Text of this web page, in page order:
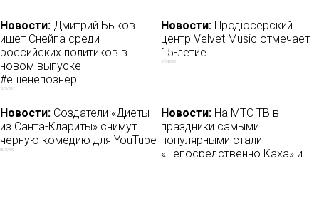
Новости: Дмитрий Быков
ищет Снейпа среди
российских политиков в
новом выпуске
#ещенепознер
12/11/2018
Новости: Продюсерский
центр Velvet Music отмечает
15-летие
16/04/2019
Новости: Создатели «Диеты
из Санта-Клариты» снимут
черную комедию для YouTube
05/12/2017
Новости: На МТС ТВ в
праздники самыми
популярными стали
«Непосредственно Каха» и